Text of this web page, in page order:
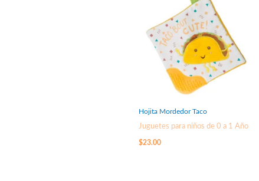
Hojita Mordedor Taco
Juguetes para niños de 0 a 1 Año
$23.00